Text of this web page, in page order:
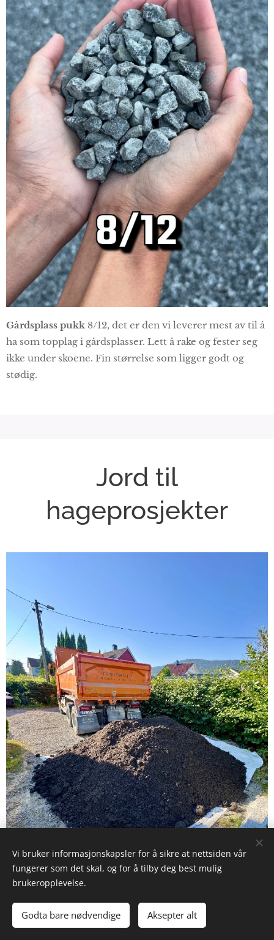
Gårdsplass pukk 8/12, det er den vi leverer mest av til å
ha som topplag i gårdsplasser. Lett å rake og fester seg
ikke under skoene. Fin størrelse som ligger godt og
stødig.
Jord til
hageprosjekter
Vi bruker informasjonskapsler for å sikre at nettsiden vår
fungerer som det skal, og for å tilby deg best mulig
brukeropplevelse.
Godta bare nødvendige Aksepter alt